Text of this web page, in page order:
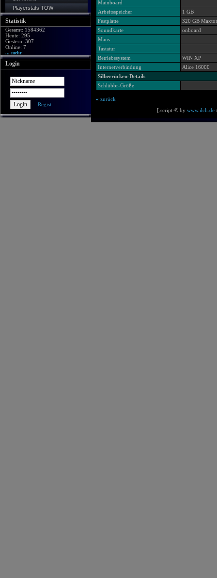
Playerstats TOW
Statistik
Gesamt: 1584362
Heute: 295
Gestern: 307
Online: 7
... mehr
Login
Regist
Mainboard
Arbeitsspeicher
1 GB
Festplatte
320 GB Maxtor
Soundkarte
onboard
Maus
Tastatur
Betriebssystem
WIN XP
Internetverbindung
Alice 16000
Silberrücken-Details
Schlübbr-Größe
« zurück
[.script-© by www.ilch.de/